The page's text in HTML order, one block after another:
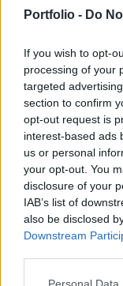
Portfolio - Do
If you wish to opt-
processing of your
targeted
section to confirm
opt-out request is
interest-based ads
us or personal
your opt-out. You
disclosure of your
IAB’s list of
also be disclosed
Downstream
Personal
Felcsillant a
háború még
Megerősödhetett